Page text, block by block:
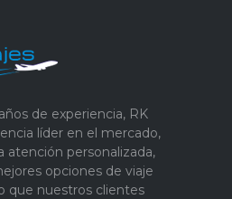
de experiencia, RK
líder en el mercado,
atención personalizada,
opciones de viaje
que nuestros clientes